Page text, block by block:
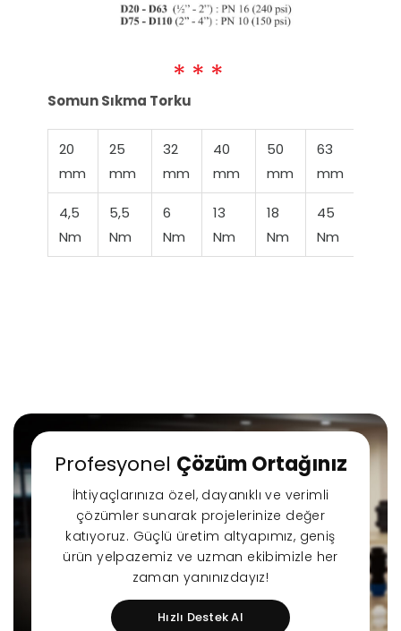
Somun Sıkma Torku
20
mm
25
mm
32
mm
40
mm
50
mm
63
mm
4,5
Nm
5,5
Nm
6
Nm
13
Nm
18
Nm
45
Nm
Profesyonel Çözüm Ortağınız
İhtiyaçlarınıza özel, dayanıklı ve verimli
çözümler sunarak projelerinize değer
katıyoruz. Güçlü üretim altyapımız, geniş
ürün yelpazemiz ve uzman ekibimizle her
zaman yanınızdayız!
Hızlı Destek Al